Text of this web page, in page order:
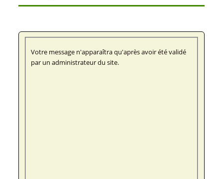
Votre message n'apparaîtra qu'après avoir été validé
par un administrateur du site.